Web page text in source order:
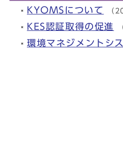
KYOMSについて （
KES認証取得の促進
環境マネジメントシ